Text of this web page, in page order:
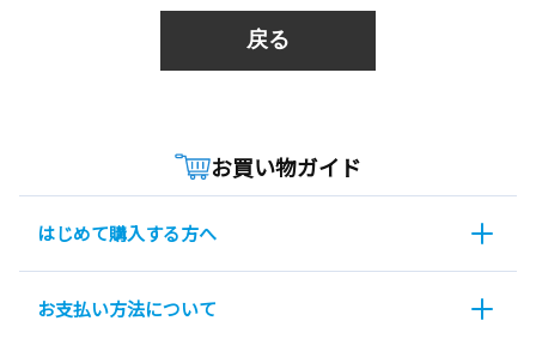
戻る
お買い物ガイド
はじめて購入する方へ
お支払い方法について